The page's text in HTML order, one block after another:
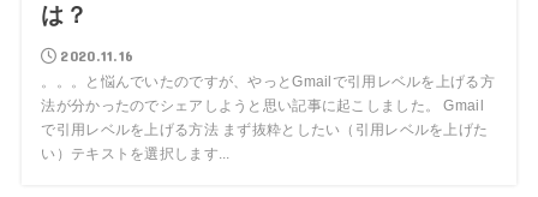
は？
2020.11.16
。。。と悩んでいたのですが、やっとGmailで引用レベルを上げる方
法が分かったのでシェアしようと思い記事に起こしました。 Gmail
で引用レベルを上げる方法 まず抜粋としたい（引用レベルを上げた
い）テキストを選択します...